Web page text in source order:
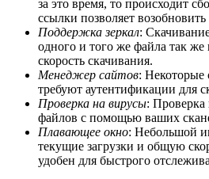
за это время, то происходит
ссылки позволяет возобновить
Поддержка зеркал:
одного и того же файла так же
скорость скачивания.
Менеджер сайтов: Некоторые
требуют аутентификации для
Проверка на вирусы: Проверка
файлов с помощью ваших
Плавающее окно: Небольшой
текущие загрузки и общую
удобен для быстрого